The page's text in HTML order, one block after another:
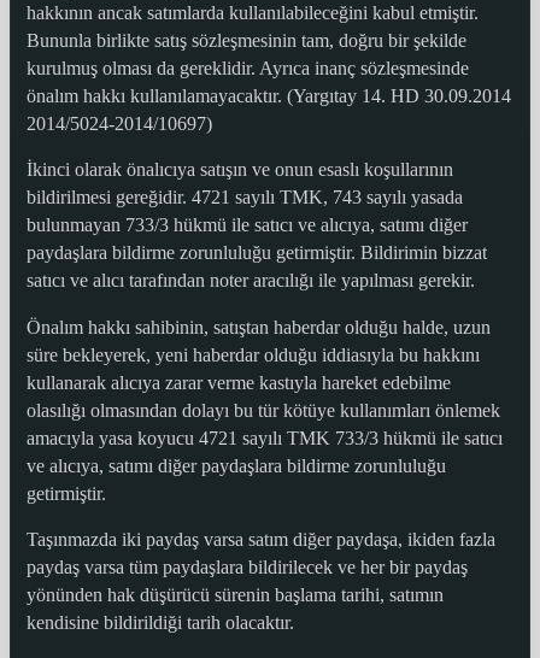
hakkının ancak satımlarda kullanılabileceğini kabul etmiştir.
Bununla birlikte satış sözleşmesinin tam, doğru bir şekilde
kurulmuş olması da gereklidir. Ayrıca inanç sözleşmesinde
önalım hakkı kullanılamayacaktır. (Yargıtay 14. HD 30.09.2014
2014/5024-2014/10697)
İkinci olarak önalıcıya satışın ve onun esaslı koşullarının
bildirilmesi gereğidir. 4721 sayılı TMK, 743 sayılı yasada
bulunmayan 733/3 hükmü ile satıcı ve alıcıya, satımı diğer
paydaşlara bildirme zorunluluğu getirmiştir. Bildirimin bizzat
satıcı ve alıcı tarafından noter aracılığı ile yapılması gerekir.
Önalım hakkı sahibinin, satıştan haberdar olduğu halde, uzun
süre bekleyerek, yeni haberdar olduğu iddiasıyla bu hakkını
kullanarak alıcıya zarar verme kastıyla hareket edebilme
olasılığı olmasından dolayı bu tür kötüye kullanımları önlemek
amacıyla yasa koyucu 4721 sayılı TMK 733/3 hükmü ile satıcı
ve alıcıya, satımı diğer paydaşlara bildirme zorunluluğu
getirmiştir.
Taşınmazda iki paydaş varsa satım diğer paydaşa, ikiden fazla
paydaş varsa tüm paydaşlara bildirilecek ve her bir paydaş
yönünden hak düşürücü sürenin başlama tarihi, satımın
kendisine bildirildiği tarih olacaktır.